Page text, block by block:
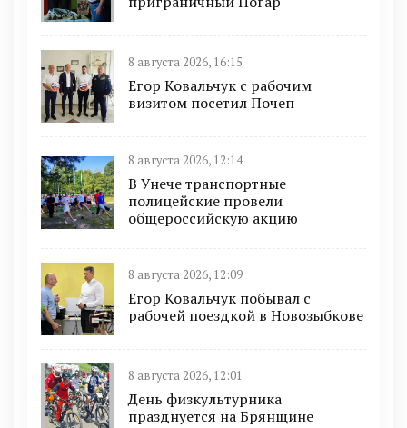
8 августа 2026, 16:15
Егор Ковальчук с рабочим
визитом посетил Почеп
8 августа 2026, 12:14
В Унече транспортные
полицейские провели
общероссийскую акцию
8 августа 2026, 12:09
Егор Ковальчук побывал с
рабочей поездкой в Новозыбкове
8 августа 2026, 12:01
День физкультурника
празднуется на Брянщине